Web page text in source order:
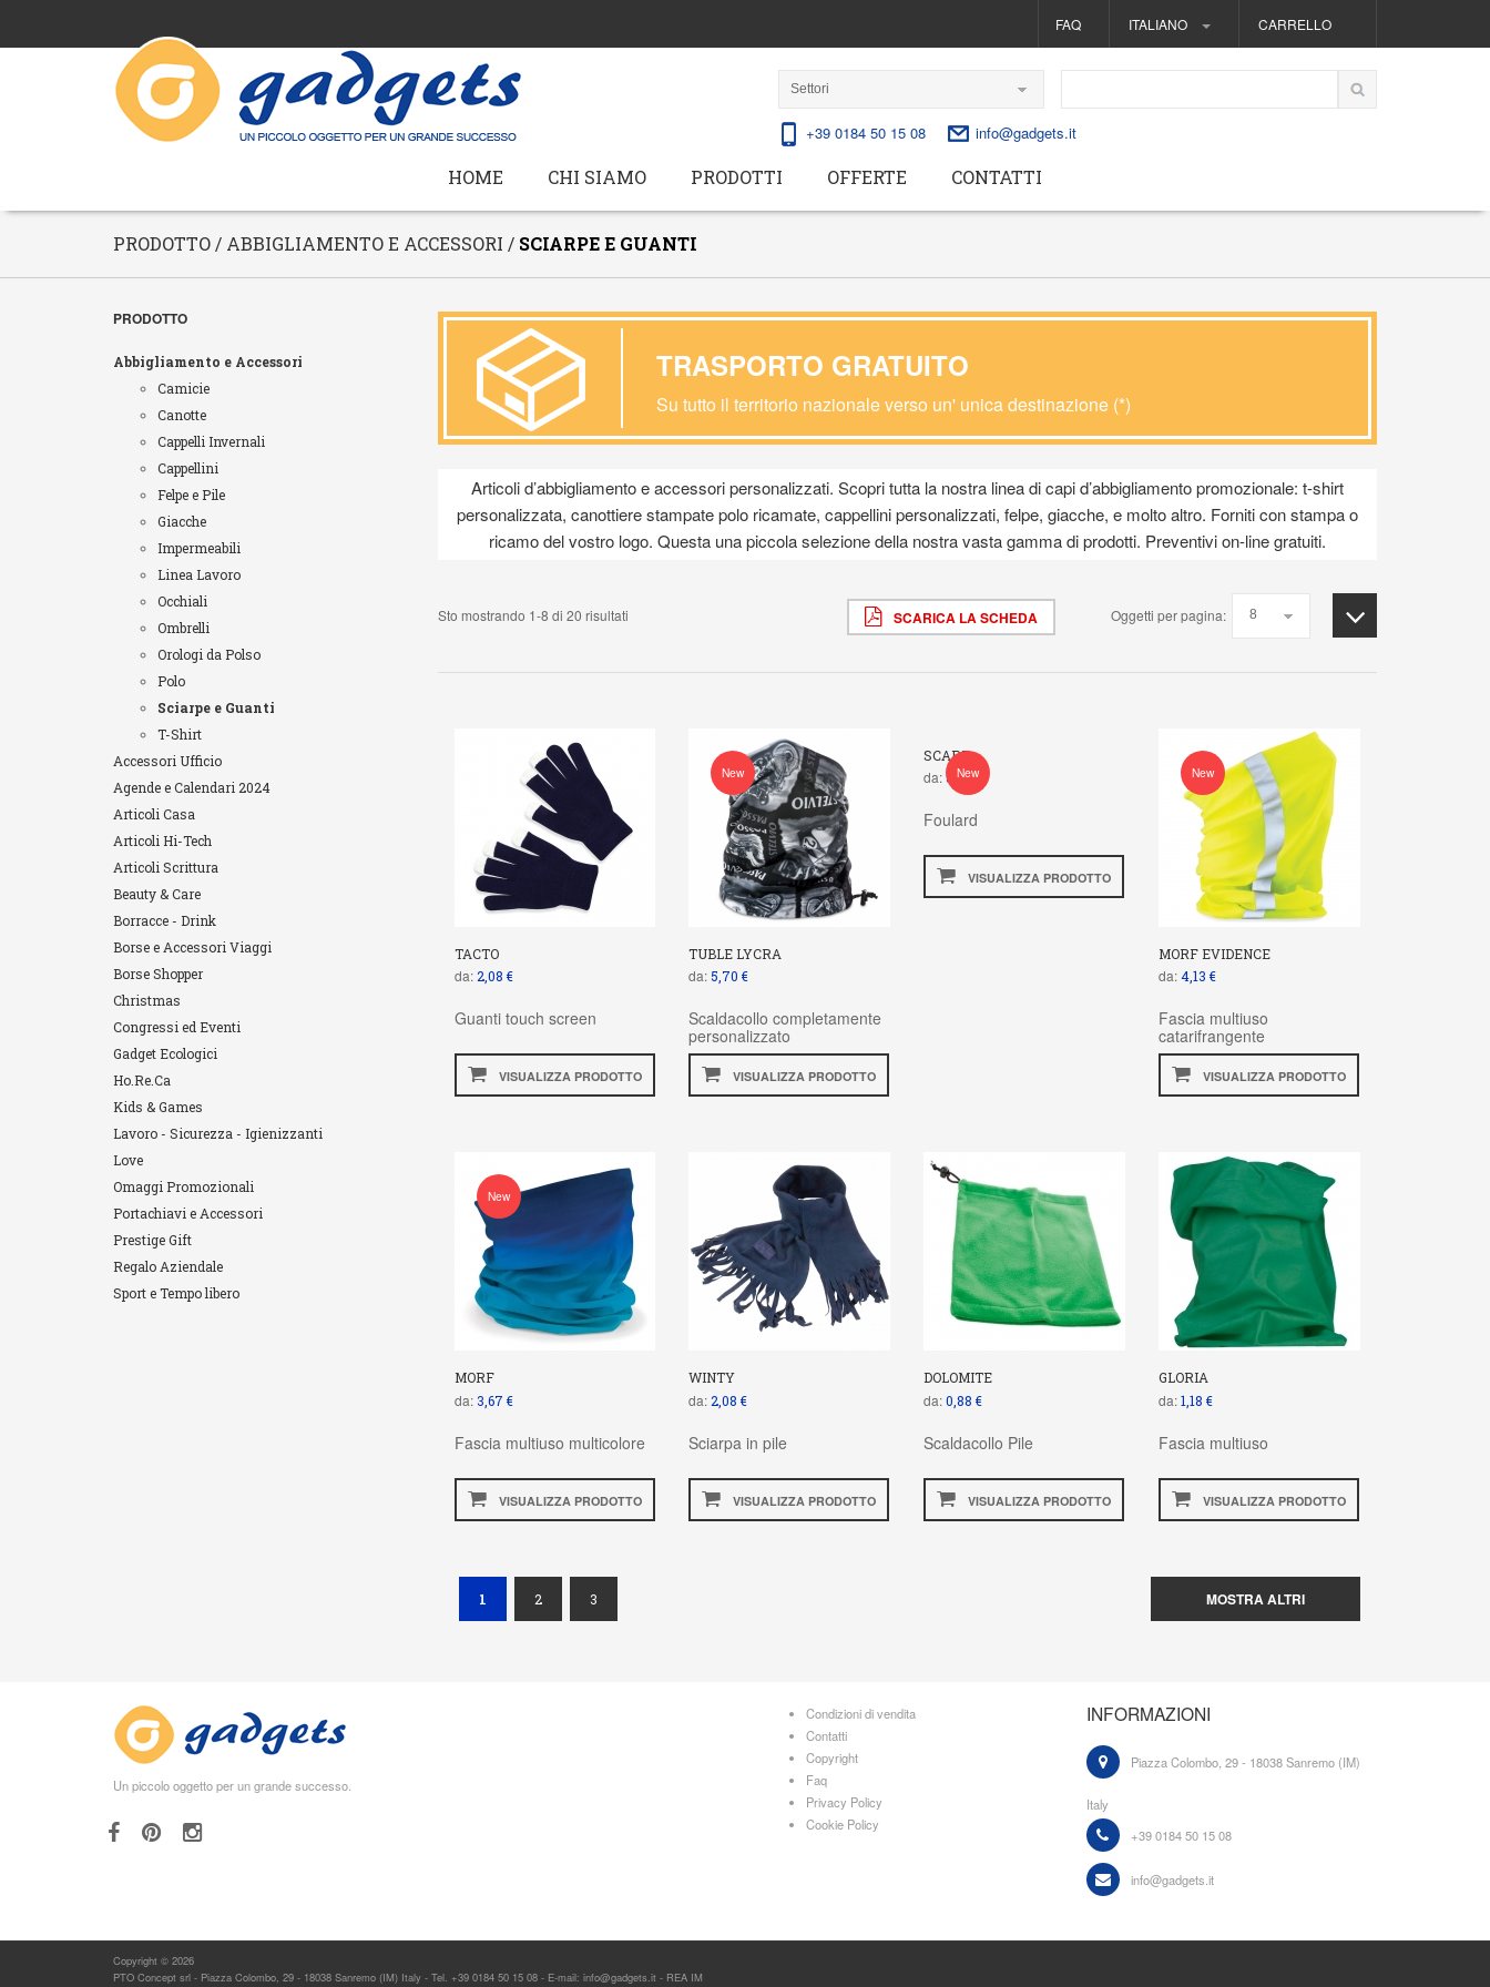
FAQ ITALIANO CARRELLO
+39 0184 50 15 08 info@gadgets.it
HOME CHI SIAMO PRODOTTI OFFERTE CONTATTI
PRODOTTO / ABBIGLIAMENTO E ACCESSORI / SCIARPE E GUANTI
PRODOTTO
Abbigliamento e Accessori
Camicie
Canotte
Cappelli Invernali
Cappellini
Felpe e Pile
Giacche
Impermeabili
Linea Lavoro
Occhiali
Ombrelli
Orologi da Polso
Polo
Sciarpe e Guanti
T-Shirt
Accessori Ufficio
Agende e Calendari 2024
Articoli Casa
Articoli Hi-Tech
Articoli Scrittura
Beauty & Care
Borracce - Drink
Borse e Accessori Viaggi
Borse Shopper
Christmas
Congressi ed Eventi
Gadget Ecologici
Ho.Re.Ca
Kids & Games
Lavoro - Sicurezza - Igienizzanti
Love
Omaggi Promozionali
Portachiavi e Accessori
Prestige Gift
Regalo Aziendale
Sport e Tempo libero
TRASPORTO GRATUITO
Su tutto il territorio nazionale verso un' unica destinazione (*)
Articoli d’abbigliamento e accessori personalizzati. Scopri tutta la nostra linea di capi d’abbigliamento promozionale: t-shirt
personalizzata, canottiere stampate polo ricamate, cappellini personalizzati, felpe, giacche, e molto altro. Forniti con stampa o
ricamo del vostro logo. Questa una piccola selezione della nostra vasta gamma di prodotti. Preventivi on-line gratuiti.
Sto mostrando 1-8 di 20 risultati SCARICA LA SCHEDA Oggetti per pagina:
TACTO
da:2,08 €
Guanti touch screen
VISUALIZZA PRODOTTO
New
TUBLE LYCRA
da: 5,70 €
Scaldacollo completamente
personalizzato
VISUALIZZA PRODOTTO
New
SCARF
da:8,17 €
Foulard
VISUALIZZA PRODOTTO
New
MORF EVIDENCE
da:4,13 €
Fascia multiuso
catarifrangente
VISUALIZZA PRODOTTO
New
MORF
da: 3,67 €
Fascia multiuso multicolore
VISUALIZZA PRODOTTO
WINTY
da:2,08 €
Sciarpa in pile
VISUALIZZA PRODOTTO
DOLOMITE
da:0,88 €
Scaldacollo Pile
VISUALIZZA PRODOTTO
GLORIA
da:1,18 €
Fascia multiuso
VISUALIZZA PRODOTTO
1 (current)
2 3 MOSTRA ALTRI
Un piccolo oggetto per un grande successo.
Condizioni di vendita
Contatti
Copyright
Faq
Privacy Policy
Cookie Policy
INFORMAZIONI
Piazza Colombo, 29 - 18038 Sanremo (IM)
Italy
+39 0184 50 15 08
info@gadgets.it
Copyright © 2026
PTO Concept srl - Piazza Colombo, 29 - 18038 Sanremo (IM) Italy - Tel. +39 0184 50 15 08 - E-mail: info@gadgets.it - REA IM